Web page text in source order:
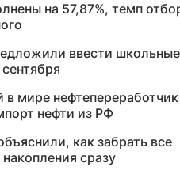
на 57,87%, темп
ввести школьные
в мире нефтепереработчик
нефти из РФ
как забрать все
сразу